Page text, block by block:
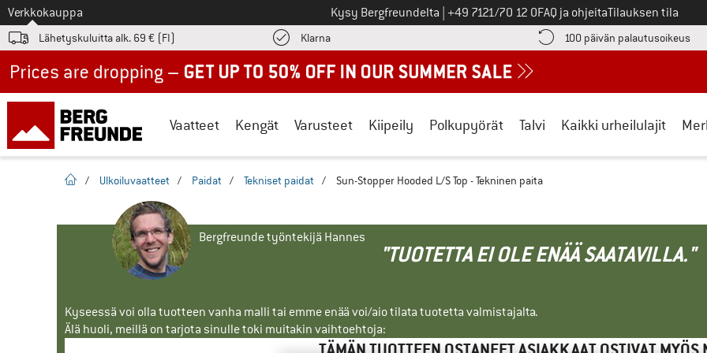
Tästä siirtyäksesi
Verkkokauppa Kysy Bergfreundelta Soita meille
+49 7121/70 12 0FAQ ja ohjeitaTilauksen tila
Lähetyskuluitta alk. 69 € (FI) KlarnaLöydä maksutiedot täältä! Avautuu tietokentässä 100 päivän palautusoikeus
Vaatteet Kengät Varusteet Kiipeily Polkupyörät Talvi Kaikki urheilulajit
Kotisivu
/ Ulkoiluvaatteet / Paidat / Tekniset paidat / Sun-Stopper Hooded L/S Top - Tekninen paita
Bergfreunde työntekijä Hannes
"TUOTETTA EI OLE ENÄÄ SAATAVILLA."
Kyseessä voi olla tuotteen vanha malli tai emme enää voi/aio tilata tuotetta valmistajalta.
Älä huoli, meillä on tarjota sinulle toki muitakin vaihtoehtoja: